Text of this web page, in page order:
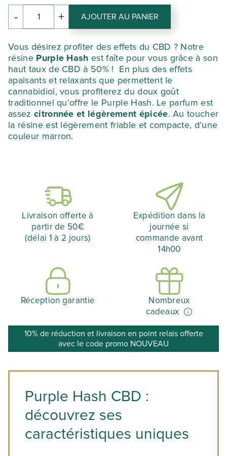
initial
était :
107,73 €.
actuel
est :
75,41 €.
-
quantité
de
PURPLE
HASH
+ AJOUTER AU PANIER
Vous désirez profiter des effets du CBD ? Notre
résine Purple Hash est faîte pour vous grâce à son
haut taux de CBD à 50% ! En plus des effets
apaisants et relaxants que permettent le
cannabidiol, vous profiterez du doux goût
traditionnel qu’offre le Purple Hash. Le parfum est
assez citronnée et légèrement épicée. Au toucher
la résine est légèrement friable et compacte, d’une
couleur marron.
Livraison offerte à
partir de 50€
(délai 1 à 2 jours)
Expédition dans la
journée si
commande avant
14h00
Réception garantie
Nombreux
cadeaux
10% de réduction et livraison en point relais offerte
avec le code promo NOUVEAU
Purple Hash CBD :
découvrez ses
caractéristiques uniques